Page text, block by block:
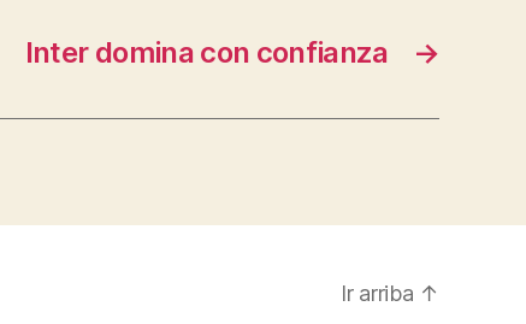
→
Inter domina con confianza
Ir arriba ↑